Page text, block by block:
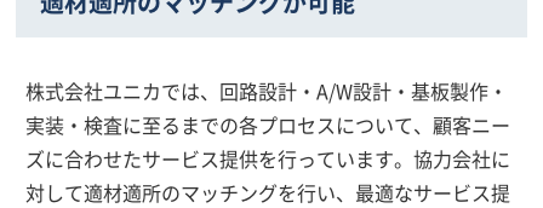
株式会社ユニカでは、回路設計・A/W設計・基板製作・
実装・検査に至るまでの各プロセスについて、顧客ニー
ズに合わせたサービス提供を行っています。協力会社に
対して適材適所のマッチングを行い、最適なサービス提